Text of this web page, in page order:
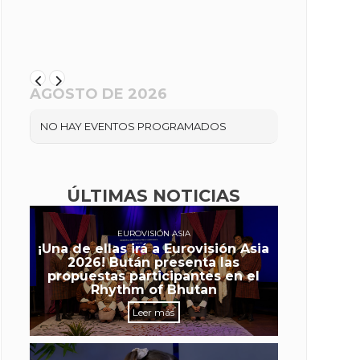
AGOSTO DE 2026
NO HAY EVENTOS PROGRAMADOS
ÚLTIMAS NOTICIAS
EUROVISIÓN ASIA
¡Una de ellas irá a Eurovisión Asia
2026! Bután presenta las
propuestas participantes en el
Rhythm of Bhutan
Leer más